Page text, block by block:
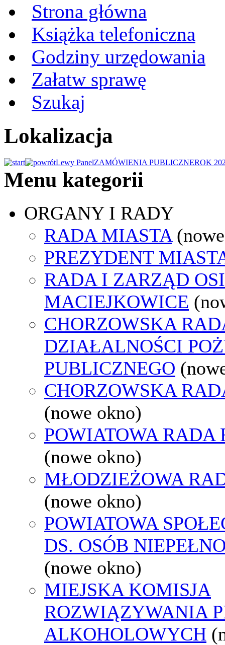
Strona główna
Książka telefoniczna
Godziny urzędowania
Załatw sprawę
Szukaj
Lokalizacja
Lewy PanelZAMÓWIENIA PUBLICZNEROK
Menu kategorii
ORGANY I RADY
RADA MIASTA
PREZYDENT
RADA I ZARZĄD
MACIEJKOWICE
CHORZOWSKA
DZIAŁALNOŚCI
PUBLICZNEGO
CHORZOWSKA
(nowe okno)
POWIATOWA RADA
(nowe okno)
MŁODZIEŻOWA
(nowe okno)
POWIATOWA
DS. OSÓB
(nowe okno)
MIEJSKA KOMISJA
ROZWIĄZYWANIA
ALKOHOLOWYCH